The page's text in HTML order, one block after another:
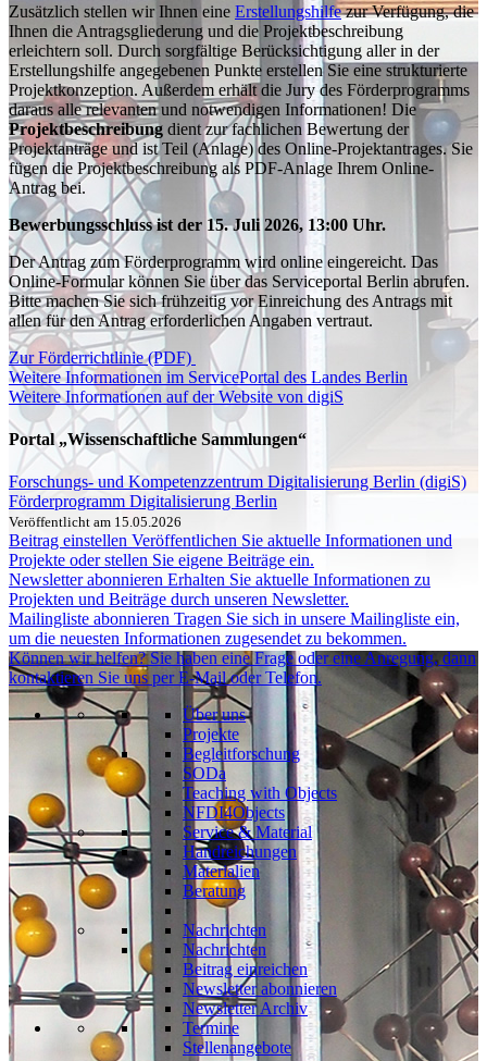
Zusätzlich stellen wir Ihnen eine Erstellungshilfezur Verfügung, die
Ihnen die Antragsgliederung und die Projektbeschreibung
erleichtern soll. Durch sorgfältige Berücksichtigung aller in der
Erstellungshilfe angegebenen Punkte erstellen Sie eine strukturierte
Projektkonzeption. Außerdem erhält die Jury des Förderprogramms
daraus alle relevanten und notwendigen Informationen! Die
Projektbeschreibung dient zur fachlichen Bewertung der
Projektanträge und ist Teil (Anlage) des Online-Projektantrages. Sie
fügen die Projektbeschreibung als PDF-Anlage Ihrem Online-
Antrag bei.
Bewerbungsschluss ist der 15. Juli 2026, 13:00 Uhr.
Der Antrag zum Förderprogramm wird online eingereicht. Das
Online-Formular können Sie über das Serviceportal Berlin abrufen.
Bitte machen Sie sich frühzeitig vor Einreichung des Antrags mit
allen für den Antrag erforderlichen Angaben vertraut.
Zur Förderrichtlinie (PDF)
Weitere Informationen im ServicePortal des Landes Berlin
Weitere Informationen auf der Website von digiS
Portal „Wissenschaftliche Sammlungen“
Forschungs- und Kompetenzzentrum Digitalisierung Berlin (digiS)
Förderprogramm Digitalisierung Berlin
Veröffentlicht am 15.05.2026
Beitrag einstellen Veröffentlichen Sie aktuelle Informationen und
Projekte oder stellen Sie eigene Beiträge ein.
Newsletter abonnieren Erhalten Sie aktuelle Informationen zu
Projekten und Beiträge durch unseren Newsletter.
Mailingliste abonnieren Tragen Sie sich in unsere Mailingliste ein,
um die neuesten Informationen zugesendet zu bekommen.
Können wir helfen? Sie haben eine Frage oder eine Anregung, dann
kontaktieren Sie uns per E-Mail oder Telefon.
Über uns
Projekte
Begleitforschung
SODa
Teaching with Objects
NFDI4Objects
Service & Material
Handreichungen
Materialien
Beratung
Nachrichten
Nachrichten
Beitrag einreichen
Newsletter abonnieren
Newsletter Archiv
Termine
Stellenangebote